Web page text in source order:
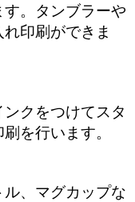
。タンブラーや
印刷ができま
クをつけてスタ
を行います。
、マグカップな